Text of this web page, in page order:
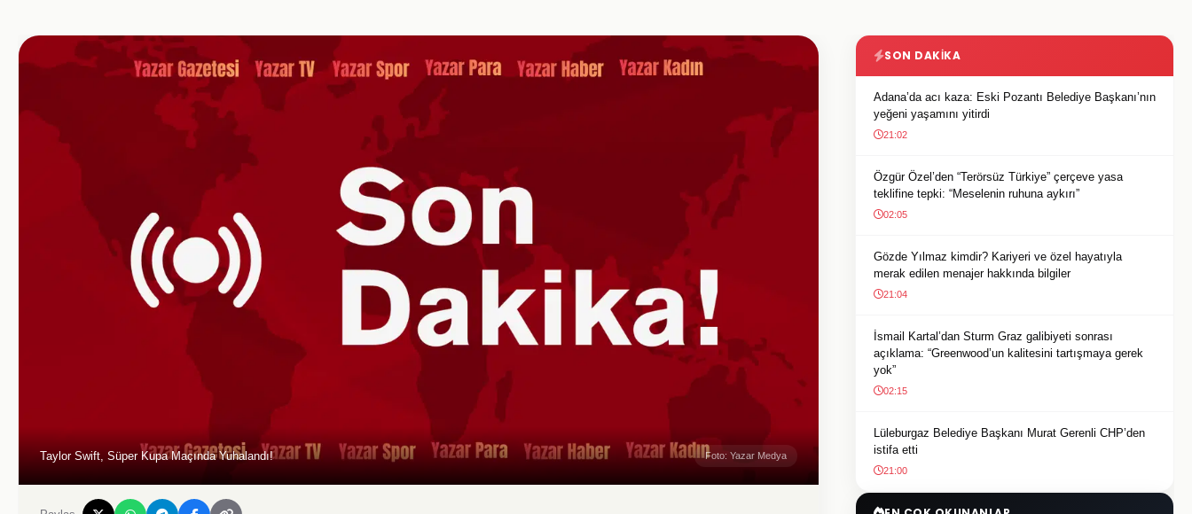
Taylor Swift, Süper Kupa Maçında Yuhalandı! Foto: Yazar Medya
SON DAKIKA
Adana’da acı kaza: Eski Pozantı Belediye Başkanı’nın
yeğeni yaşamını yitirdi
21:02
Özgür Özel’den “Terörsüz Türkiye” çerçeve yasa
teklifine tepki: “Meselenin ruhuna aykırı”
02:05
Gözde Yılmaz kimdir? Kariyeri ve özel hayatıyla
merak edilen menajer hakkında bilgiler
21:04
İsmail Kartal’dan Sturm Graz galibiyeti sonrası
açıklama: “Greenwood’un kalitesini tartışmaya gerek
yok”
02:15
Lüleburgaz Belediye Başkanı Murat Gerenli CHP’den
istifa etti
21:00